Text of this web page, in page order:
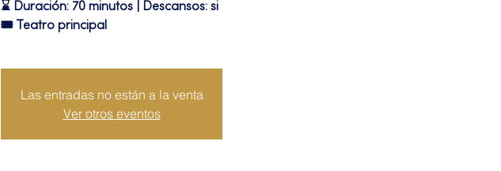
⌛ Duración: 70 minutos | Descansos: si
🎟 Teatro principal
Las entradas no están a la venta
Ver otros eventos